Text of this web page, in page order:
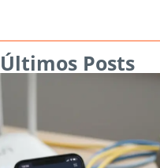
Últimos Posts